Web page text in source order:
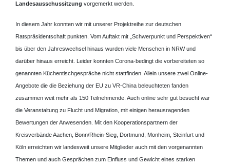
Landesausschussitzung vorgemerkt werden.
In diesem Jahr konnten wir mit unserer Projektreihe zur deutschen
Ratspräsidentschaft punkten. Vom Auftakt mit „Schwerpunkt und Perspektiven“
bis über den Jahreswechsel hinaus wurden viele Menschen in NRW und
darüber hinaus erreicht. Leider konnten Corona-bedingt die vorbereiteten so
genannten Küchentischgespräche nicht stattfinden. Allein unsere zwei Online-
Angebote die die Beziehung der EU zu VR-China beleuchteten fanden
zusammen weit mehr als 150 Teilnehmende. Auch online sehr gut besucht war
die Veranstaltung zu Flucht und Migration, mit einigen herausragenden
Bewertungen der Anwesenden. Mit den Kooperationspartnern der
Kreisverbände Aachen, Bonn/Rhein-Sieg, Dortmund, Monheim, Steinfurt und
Köln erreichten wir landesweit unsere Mitglieder auch mit den vorgenannten
Themen und auch Gesprächen zum Einfluss und Gewicht eines starken